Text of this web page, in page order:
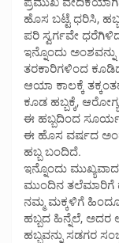
ಹೊಸ ಬಟ್ಟೆ ಧರಿಸಿ,
ಪರಿ ಸ್ವರ್ಗವೇ
ಇನ್ನೊಂದು
ತರಕಾರಿಗಳಿಂದ
ಆಯಾ ಕಾಲಕ್ಕೆ
ಕೂಡ ಹಬ್ಬಕ್ಕೆ,
ಈ ಹಬ್ಬದಿಂದ ಸೂರ್ಯ
ಈ ಹೊಸ ವರ್ಷದ
ಹಬ್ಬ ಬಂದಿದೆ.
ಇನ್ನೊಂದು
ಮುಂದಿನ ತಲೆಮಾರಿಗೆ
ನಮ್ಮ ಮಕ್ಕಳಿಗೆ
ಹಬ್ಬದ ಹಿನ್ನೆಲೆ, ಅದರ
ಹಬ್ಬವನ್ನು ಸಡಗರ